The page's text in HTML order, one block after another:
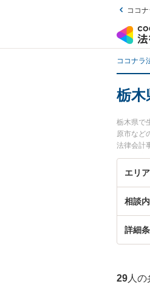
ココ
ココナラ
栃木
栃木県で
原市など
法律会計
などが注
い』『
エリア
相談
詳細
29 人